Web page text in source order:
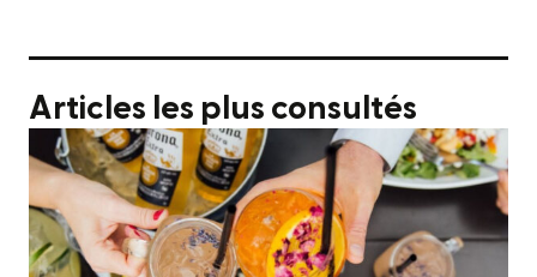
Articles les plus consultés